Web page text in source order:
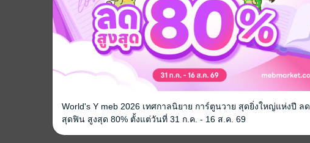
World's Y meb 2026 เทศกาลนิยาย การ์ตูนวาย สุดยิ่งใหญ่แห่งปี ลด
สุดฟิน สูงสุด 80% ตั้งแต่วันที่ 31 ก.ค. - 16 ส.ค. 69